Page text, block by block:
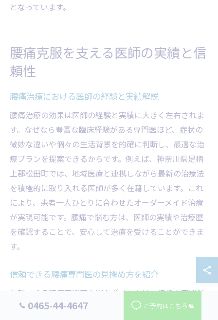
となっています。
腰痛克服を支える医師の実績と信
頼性
腰痛治療における医師の経験と実績解説
腰痛治療の効果は医師の経験と実績に大きく左右されま
す。なぜなら豊富な臨床経験がある専門医ほど、症状の
微妙な違いや個々の生活背景を的確に判断し、最適な治
療プランを提案できるからです。例えば、神奈川県足柄
上郡松田町では、地域医療と連携しながら最新の治療法
を積極的に取り入れる医師が多く在籍しています。これ
により、患者一人ひとりに合わせたオーダーメイド治療
が実現可能です。腰痛で悩む方は、医師の実績や治療歴
を確認することで、安心して治療を受けることができま
す。
信頼できる腰痛専門医の見極め方を紹介
信頼できる腰痛専門医を選ぶポイントは、資格や専門領
域、地域での評判に注目することです。理由は、専門医
0465-44-4647 ご予約はこちら